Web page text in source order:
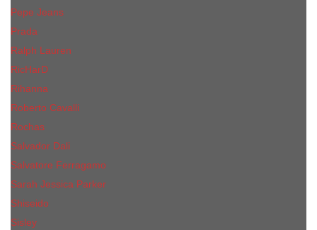
Pepe Jeans
Prada
Ralph Lauren
RicHarD
Rihanna
Roberto Cavalli
Rochas
Salvador Dali
Salvatore Ferragamo
Sarah Jessica Parker
Shiseido
Sisley